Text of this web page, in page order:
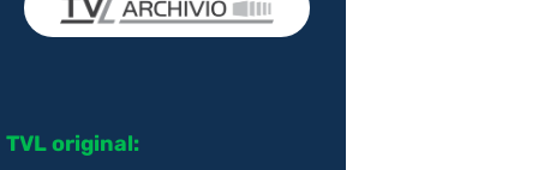
TVL original: